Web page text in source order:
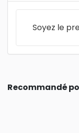
Soyez le
Recommandé